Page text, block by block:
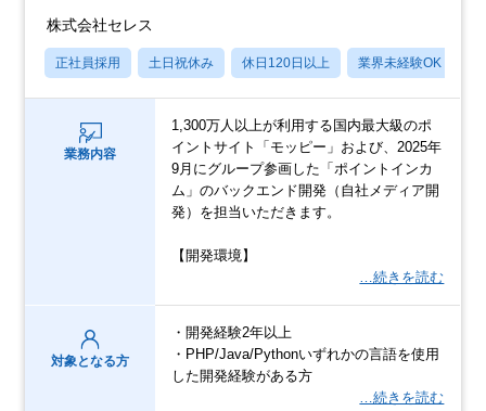
株式会社セレス
正社員採用 土日祝休み 休日120日以上 業界未経験OK
業務内容
1,300万人以上が利用する国内最大級のポ
イントサイト「モッピー」および、2025年
9月にグループ参画した「ポイントインカ
ム」のバックエンド開発（自社メディア開
発）を担当いただきます。
【開発環境】
…続きを読む
対象となる方
・開発経験2年以上
・PHP/Java/Pythonいずれかの言語を使用
した開発経験がある方
…続きを読む